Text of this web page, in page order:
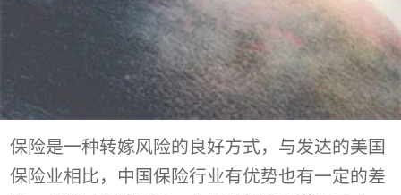
保险是一种转嫁风险的良好方式，与发达的美国
保险业相比，中国保险行业有优势也有一定的差